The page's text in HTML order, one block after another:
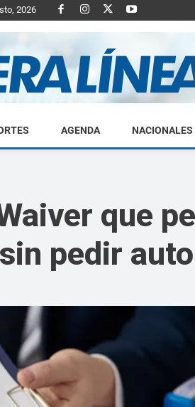
2026
Diario
Linea
AGENDA NACIONALES
que
pedir